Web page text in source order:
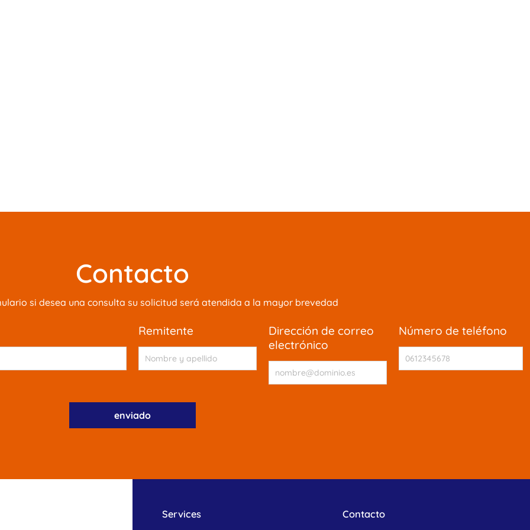
Contacto
si desea una consulta su solicitud será atendida a la mayor brevedad
remitente
dirección de correo
electrónico
número de teléfono
Services Contacto